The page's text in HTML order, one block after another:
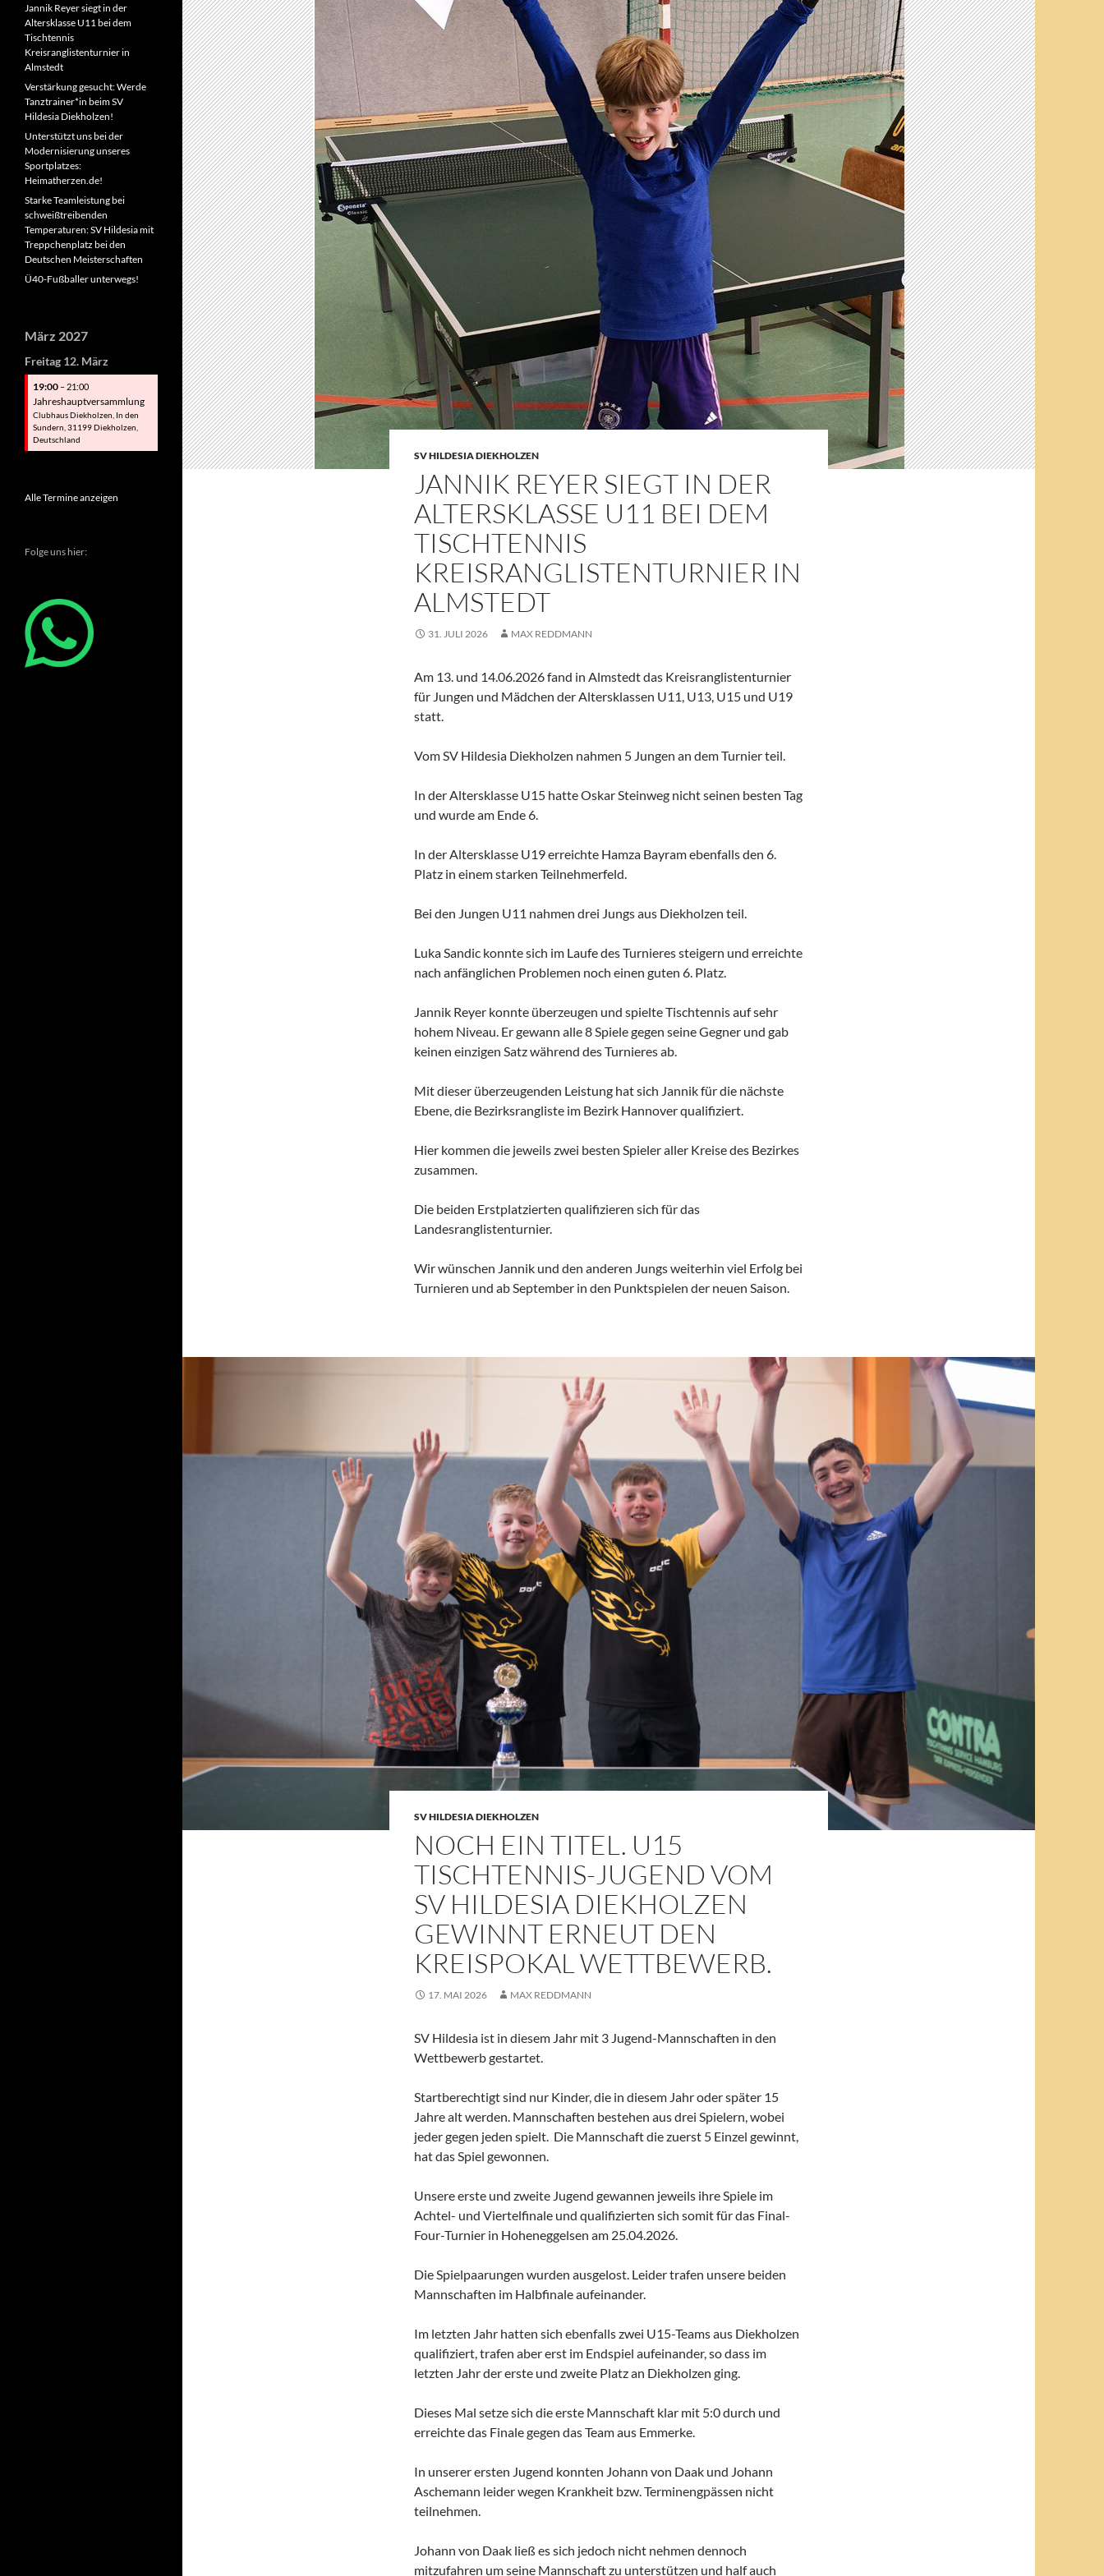
SV HILDESIA DIEKHOLZEN
JANNIK REYER SIEGT IN DER
ALTERSKLASSE U11 BEI DEM
TISCHTENNIS
KREISRANGLISTENTURNIER IN
ALMSTEDT
31. JULI 2026 MAX REDDMANN
Am 13. und 14.06.2026 fand in Almstedt das Kreisranglistenturnier
für Jungen und Mädchen der Altersklassen U11, U13, U15 und U19
statt.
Vom SV Hildesia Diekholzen nahmen 5 Jungen an dem Turnier teil.
In der Altersklasse U15 hatte Oskar Steinweg nicht seinen besten Tag
und wurde am Ende 6.
In der Altersklasse U19 erreichte Hamza Bayram ebenfalls den 6.
Platz in einem starken Teilnehmerfeld.
Bei den Jungen U11 nahmen drei Jungs aus Diekholzen teil.
Luka Sandic konnte sich im Laufe des Turnieres steigern und erreichte
nach anfänglichen Problemen noch einen guten 6. Platz.
Jannik Reyer konnte überzeugen und spielte Tischtennis auf sehr
hohem Niveau. Er gewann alle 8 Spiele gegen seine Gegner und gab
keinen einzigen Satz während des Turnieres ab.
Mit dieser überzeugenden Leistung hat sich Jannik für die nächste
Ebene, die Bezirksrangliste im Bezirk Hannover qualifiziert.
Hier kommen die jeweils zwei besten Spieler aller Kreise des Bezirkes
zusammen.
Die beiden Erstplatzierten qualifizieren sich für das
Landesranglistenturnier.
Wir wünschen Jannik und den anderen Jungs weiterhin viel Erfolg bei
Turnieren und ab September in den Punktspielen der neuen Saison.
SV HILDESIA DIEKHOLZEN
NOCH EIN TITEL. U15
TISCHTENNIS-JUGEND VOM
SV HILDESIA DIEKHOLZEN
GEWINNT ERNEUT DEN
KREISPOKAL WETTBEWERB.
17. MAI 2026 MAX REDDMANN
SV Hildesia ist in diesem Jahr mit 3 Jugend-Mannschaften in den
Wettbewerb gestartet.
Startberechtigt sind nur Kinder, die in diesem Jahr oder später 15
Jahre alt werden. Mannschaften bestehen aus drei Spielern, wobei
jeder gegen jeden spielt. Die Mannschaft die zuerst 5 Einzel gewinnt,
hat das Spiel gewonnen.
Unsere erste und zweite Jugend gewannen jeweils ihre Spiele im
Achtel- und Viertelfinale und qualifizierten sich somit für das Final-
Four-Turnier in Hoheneggelsen am 25.04.2026.
Die Spielpaarungen wurden ausgelost. Leider trafen unsere beiden
Mannschaften im Halbfinale aufeinander.
Im letzten Jahr hatten sich ebenfalls zwei U15-Teams aus Diekholzen
qualifiziert, trafen aber erst im Endspiel aufeinander, so dass im
letzten Jahr der erste und zweite Platz an Diekholzen ging.
Dieses Mal setze sich die erste Mannschaft klar mit 5:0 durch und
erreichte das Finale gegen das Team aus Emmerke.
In unserer ersten Jugend konnten Johann von Daak und Johann
Aschemann leider wegen Krankheit bzw. Terminengpässen nicht
teilnehmen.
Johann von Daak ließ es sich jedoch nicht nehmen dennoch
mitzufahren um seine Mannschaft zu unterstützen und half auch
Jannik Reyer siegt in der
Altersklasse U11 bei dem
Tischtennis
Kreisranglistenturnier in
Almstedt
Verstärkung gesucht: Werde
Tanztrainer*in beim SV
Hildesia Diekholzen!
Unterstützt uns bei der
Modernisierung unseres
Sportplatzes:
Heimatherzen.de!
Starke Teamleistung bei
schweißtreibenden
Temperaturen: SV Hildesia mit
Treppchenplatz bei den
Deutschen Meisterschaften
Ü40-Fußballer unterwegs!
März 2027
Freitag 12. März
19:00– 21:00
Jahreshauptversammlung
Clubhaus Diekholzen, In den
Sundern, 31199 Diekholzen,
Deutschland
Alle Termine anzeigen
Folge uns hier: